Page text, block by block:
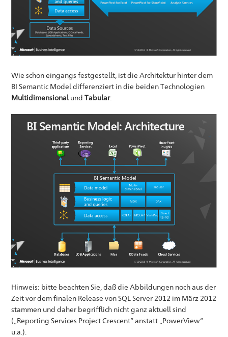
Wie schon eingangs festgestellt, ist die Architektur hinter dem
BI Semantic Model differenziert in die beiden Technologien
MultidimensionalundTabular:
Hinweis: bitte beachten Sie, daß die Abbildungen noch aus der
Zeit vor dem finalen Release von SQL Server 2012 im März 2012
stammen und daher begrifflich nicht ganz aktuell sind
(„Reporting Services Project Crescent“ anstatt „PowerView“
u.a.).